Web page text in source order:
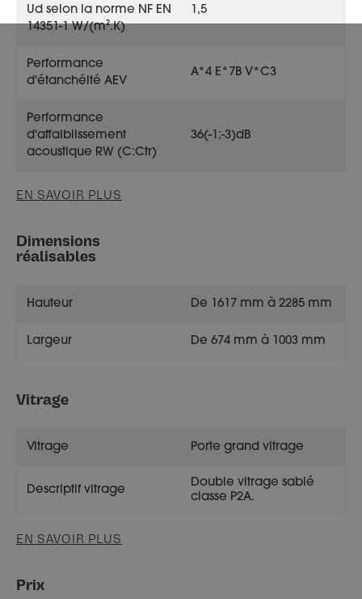
Ud selon la norme NF EN
14351-1 W/(m².K)
1,5
Performance
d'étanchéité AEV
A*4 E*7B V*C3
Performance
d'affaiblissement
acoustique RW (C:Ctr)
36(-1;-3)dB
EN SAVOIR PLUS
Dimensions
réalisables
Hauteur De 1617 mm à 2285 mm
Largeur De 674 mm à 1003 mm
Vitrage
Vitrage Porte grand vitrage
Descriptif vitrage
Double vitrage sablé
classe P2A.
EN SAVOIR PLUS
Prix